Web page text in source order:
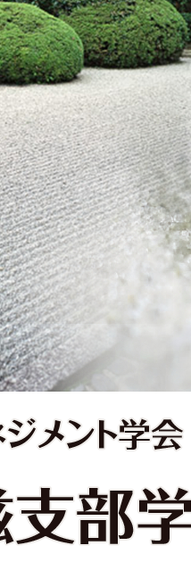
連携広報誌「連携だより」
病院紀要
人間ドック希望の方
健診センター基本診療方針
受診者のみなさま
健診センターフロアマップ
交通アクセス
健診センター施設概要
当院へ就職希望の方
製薬・医療関連企業の方
入札情報
治験